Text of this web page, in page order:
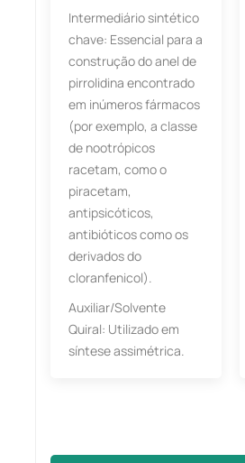
Intermediário sintético
chave: Essencial para a
construção do anel de
pirrolidina encontrado
em inúmeros fármacos
(por exemplo, a classe
de nootrópicos
racetam, como o
piracetam,
antipsicóticos,
antibióticos como os
derivados do
cloranfenicol).
Auxiliar/Solvente
Quiral: Utilizado em
síntese assimétrica.